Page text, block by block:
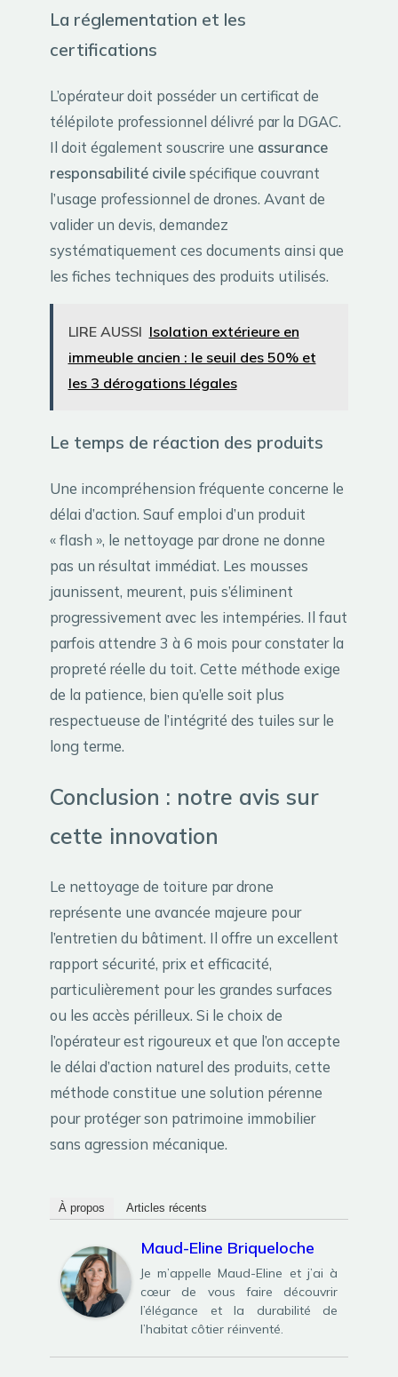
La réglementation et les
certifications
L’opérateur doit posséder un certificat de
télépilote professionnel délivré par la DGAC.
Il doit également souscrire une assurance
responsabilité civilespécifique couvrant
l’usage professionnel de drones. Avant de
valider un devis, demandez
systématiquement ces documents ainsi que
les fiches techniques des produits utilisés.
LIRE AUSSI Isolation extérieure en
immeuble ancien : le seuil des 50% et
les 3 dérogations légales
Le temps de réaction des produits
Une incompréhension fréquente concerne le
délai d’action. Sauf emploi d’un produit
« flash », le nettoyage par drone ne donne
pas un résultat immédiat. Les mousses
jaunissent, meurent, puis s’éliminent
progressivement avec les intempéries. Il faut
parfois attendre 3 à 6 mois pour constater la
propreté réelle du toit. Cette méthode exige
de la patience, bien qu’elle soit plus
respectueuse de l’intégrité des tuiles sur le
long terme.
Conclusion : notre avis sur
cette innovation
Le nettoyage de toiture par drone
représente une avancée majeure pour
l’entretien du bâtiment. Il offre un excellent
rapport sécurité, prix et efficacité,
particulièrement pour les grandes surfaces
ou les accès périlleux. Si le choix de
l’opérateur est rigoureux et que l’on accepte
le délai d’action naturel des produits, cette
méthode constitue une solution pérenne
pour protéger son patrimoine immobilier
sans agression mécanique.
À propos Articles récents
Maud-Eline Briqueloche
Je m’appelle Maud-Eline et j’ai à
cœur de vous faire découvrir
l’élégance et la durabilité de
l’habitat côtier réinventé.